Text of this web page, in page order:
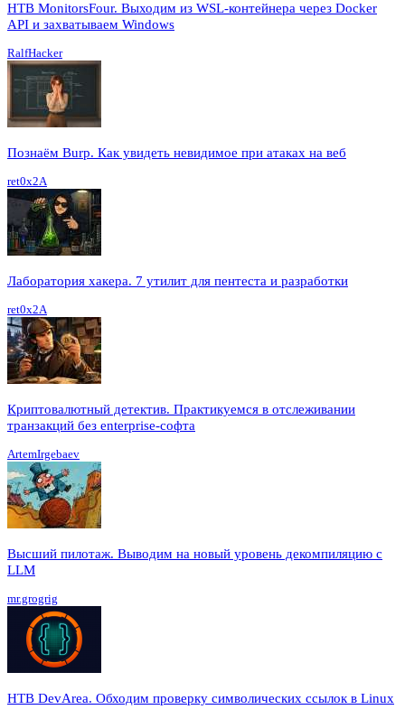
HTB MonitorsFour. Выходим из WSL-контейнера через Docker
API и захватываем Windows
RalfHacker
Познаём Burp. Как увидеть невидимое при атаках на веб
ret0x2A
Лаборатория хакера. 7 утилит для пентеста и разработки
ret0x2A
Криптовалютный детектив. Практикуемся в отслеживании
транзакций без enterprise-софта
ArtemIrgebaev
Высший пилотаж. Выводим на новый уровень декомпиляцию с
LLM
mr.grogrig
HTB DevArea. Обходим проверку символических ссылок в Linux